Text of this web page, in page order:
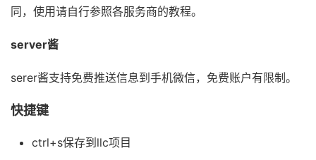
同，使用请自行参照各服务商的教程。
server酱
serer酱支持免费推送信息到手机微信，免费账户有限制。
快捷键
ctrl+s保存到llc项目